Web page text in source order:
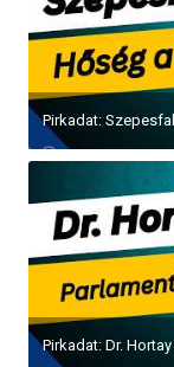
Pirkadat:
Pirkadat: Dr.